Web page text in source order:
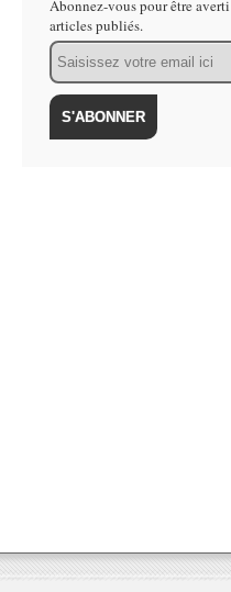
Abonnez-vous pour être
articles publiés.
Email